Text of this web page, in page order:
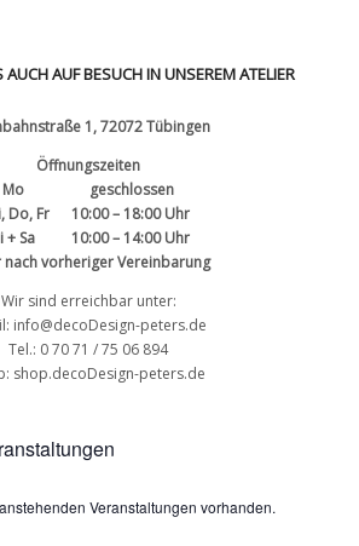
AUCH AUF BESUCH IN UNSEREM ATELIER
1, 72072 Tübingen
Öffnungszeiten
Mo geschlossen
Do, Fr 10:00 – 18:00 Uhr
+ Sa 10:00 – 14:00 Uhr
nach vorheriger Vereinbarung
Wir sind erreichbar unter:
info@decoDesign-peters.de
Tel.: 0 70 71 / 75 06 894
shop.decoDesign-peters.de
Veranstaltungen vorhanden.